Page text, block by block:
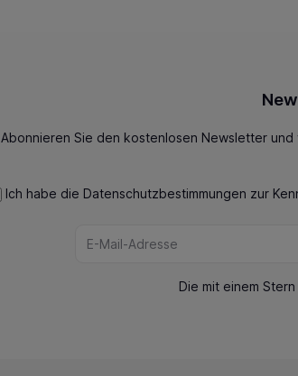
Abonnieren Sie den kostenlosen Newsletter
Ich habe die Datenschutzbestimmungen zur
Die mit einem